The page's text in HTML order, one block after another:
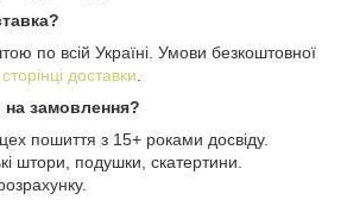
по всій Україні. Умови безкоштовної
сторінці доставки.
замовлення?
пошиття з 15+ роками досвіду.
штори, подушки, скатертини.